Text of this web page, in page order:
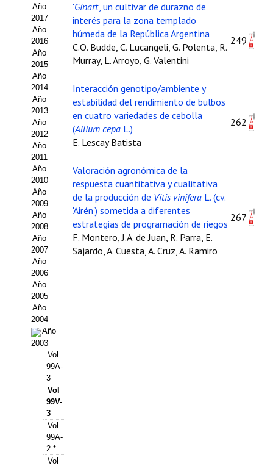
Equipo Editorial
Leer revista ITEA
Directrices para autores/as
Políticas Editoriales
Propuesta Volumen Especial
Sello Calidad FECYT
Premio Prensa Agraria
Buscador de Artículos
JORNADAS AIDA
Presentación Jornadas
Comunicaciones
Jornadas PAM 2026
Premio Jóvenes Investigadores
Buscador de Comunicaciones
Buscador de Comunicaciones
CONTACTO
BUSCADOR
Año
2017
Año
2016
Año
2015
Año
2014
Año
2013
Año
2012
Año
2011
Año
2010
Año
2009
Año
2008
Año
2007
Año
2006
Año
2005
Año
2004
Año
2003
Vol
99A-
3
Vol
99V-
3
Vol
99A-
2 *
Vol
'Ginart', un cultivar de durazno de
interés para la zona templado
húmeda de la República Argentina
C.O. Budde, C. Lucangeli, G. Polenta, R.
Murray, L. Arroyo, G. Valentini
249
Interacción genotipo/ambiente y
estabilidad del rendimiento de bulbos
en cuatro variedades de cebolla
(Allium cepa L.)
E. Lescay Batista
262
Valoración agronómica de la
respuesta cuantitativa y cualitativa
de la producción de Vitis vinifera L. (cv.
'Airén') sometida a diferentes
estrategias de programación de riegos
F. Montero, J.A. de Juan, R. Parra, E.
Sajardo, A. Cuesta, A. Cruz, A. Ramiro
267